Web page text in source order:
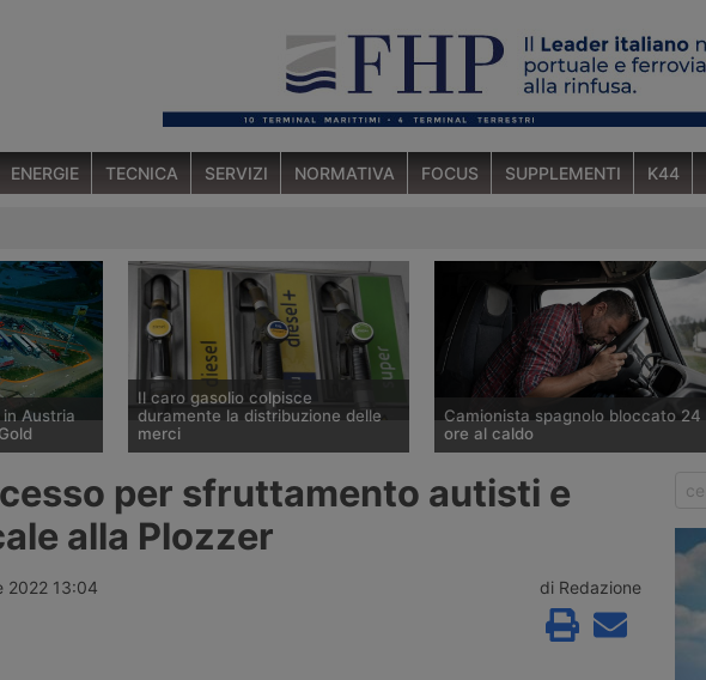
ENERGIE TECNICA SERVIZI NORMATIVA FOCUS SUPPLEMENTI K44
Austria
lungo
il primo
del
da 74
aree di
Il caro gasolio colpisce
duramente la distribuzione delle
merci
prezzo del gasolio è salito del
2026, portando il pieno di un
Camionista spagnolo bloccato 24
ore al caldo
affiliato al sindacato spagnolo
rimasto bloccato oltre 24 ore vicino
a Ontígola, in Spagna, con
temperature superiori ai 42 gradi e
senza aria condizionata funzionante.
Il sindacato denuncia i ritardi
per sfruttamento autisti e
alla Plozzer
2022 13:04 di Redazione